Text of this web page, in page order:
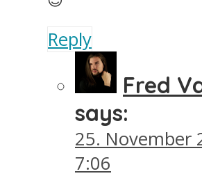
Reply
Fred
says:
25. November
7:06